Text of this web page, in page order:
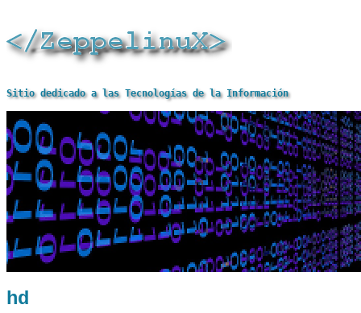
Sitio dedicado a las Tecnologías de la Información
hd